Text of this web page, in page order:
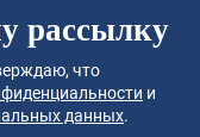
рассылку
что
и
данных.